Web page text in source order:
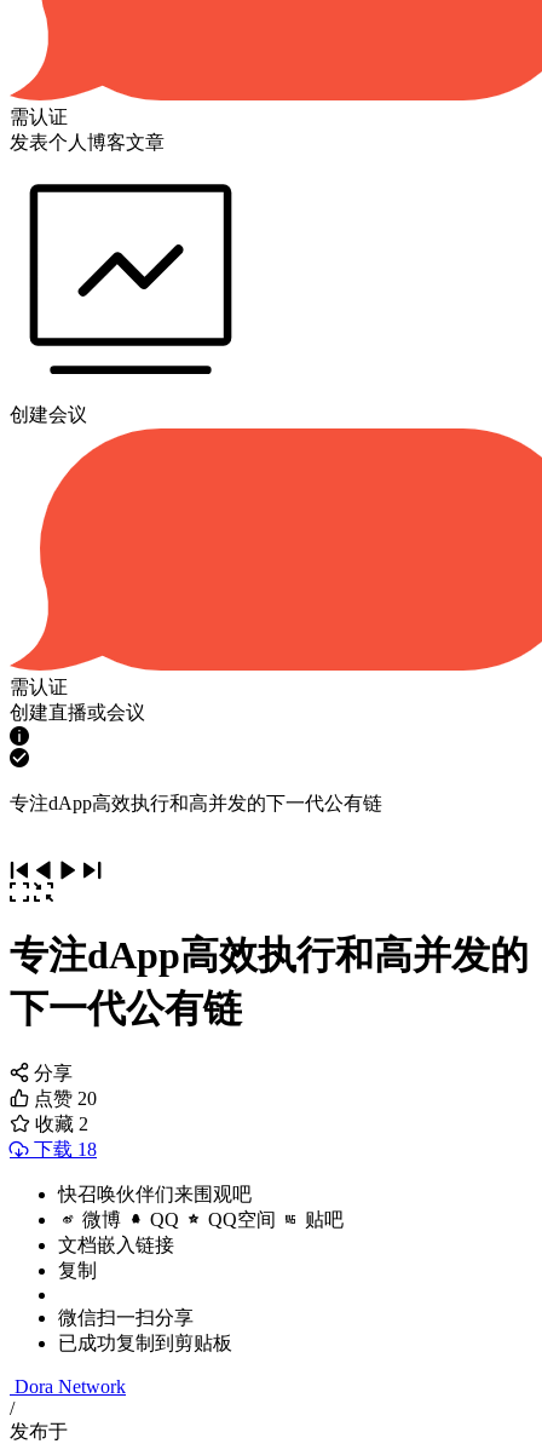
需认证
发表个人博客文章
创建会议
需认证
创建直播或会议
专注dApp高效执行和高并发的下一代公有链
专注dApp高效执行和高并发的
下一代公有链
分享
点赞 20
收藏 2
下载 18
快召唤伙伴们来围观吧
微博 QQ QQ空间 贴吧
文档嵌入链接
复制
微信扫一扫分享
已成功复制到剪贴板
Dora Network
/
发布于